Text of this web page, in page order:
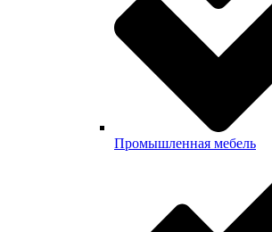
Промышленная мебель